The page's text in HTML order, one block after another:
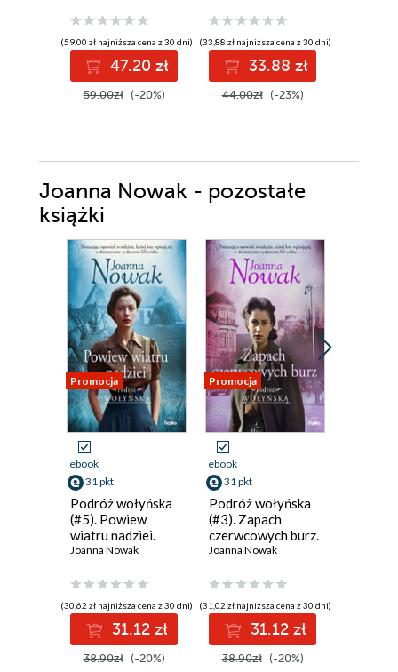
(59,00 zł najniższa cena z 30 dni)
47.20 zł
59.00zł (-20%)
(33,88 zł najniższa cena z 30 dni)
33.88 zł
44.00zł (-23%)
Joanna Nowak - pozostałe
książki
Promocja
ebook
31 pkt
Podróż wołyńska
(#5). Powiew
wiatru nadziei.
Podróż wołyńska
Joanna Nowak
(30,62 zł najniższa cena z 30 dni)
31.12 zł
38.90zł (-20%)
Promocja
ebook
31 pkt
Podróż wołyńska
(#3). Zapach
czerwcowych burz.
Podróż wołyńska,
Joanna Nowak
(31,02 zł najniższa cena z 30 dni)
31.12 zł
38.90zł (-20%)